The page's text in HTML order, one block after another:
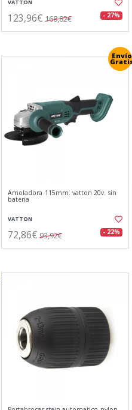
VATTON
123,96€ 168,82€ - 27%
Envío
Amoladora 115mm. vatton 20v. sin
bateria
VATTON
72,86€ 93,92€ - 22%